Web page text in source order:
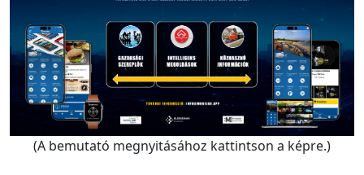
(A bemutató megnyitásához kattintson a képre.)